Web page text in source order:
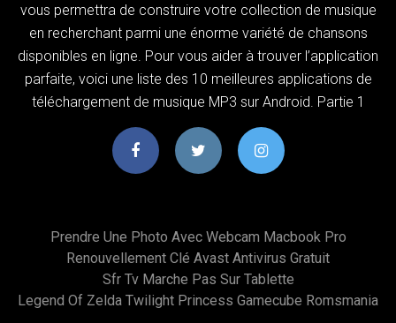
vous permettra de construire votre collection de musique
en recherchant parmi une énorme variété de chansons
disponibles en ligne. Pour vous aider à trouver l’application
parfaite, voici une liste des 10 meilleures applications de
téléchargement de musique MP3 sur Android. Partie 1
Prendre Une Photo Avec Webcam Macbook Pro
Renouvellement Clé Avast Antivirus Gratuit
Sfr Tv Marche Pas Sur Tablette
Legend Of Zelda Twilight Princess Gamecube Romsmania